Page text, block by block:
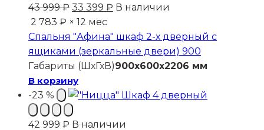
43 999₽ Первоначальная
цена
составляла
43
999 ₽.
33 399 ₽ Текущая
33
399 ₽.
В наличии
2 783 ₽ × 12 мес
Спальня "Афина" шкаф 2-х дверный с
ящиками (зеркальные двери) 900
Габариты (ШхГхВ)900x600x2206 мм
В корзину
-23 %
42 999 ₽ В наличии